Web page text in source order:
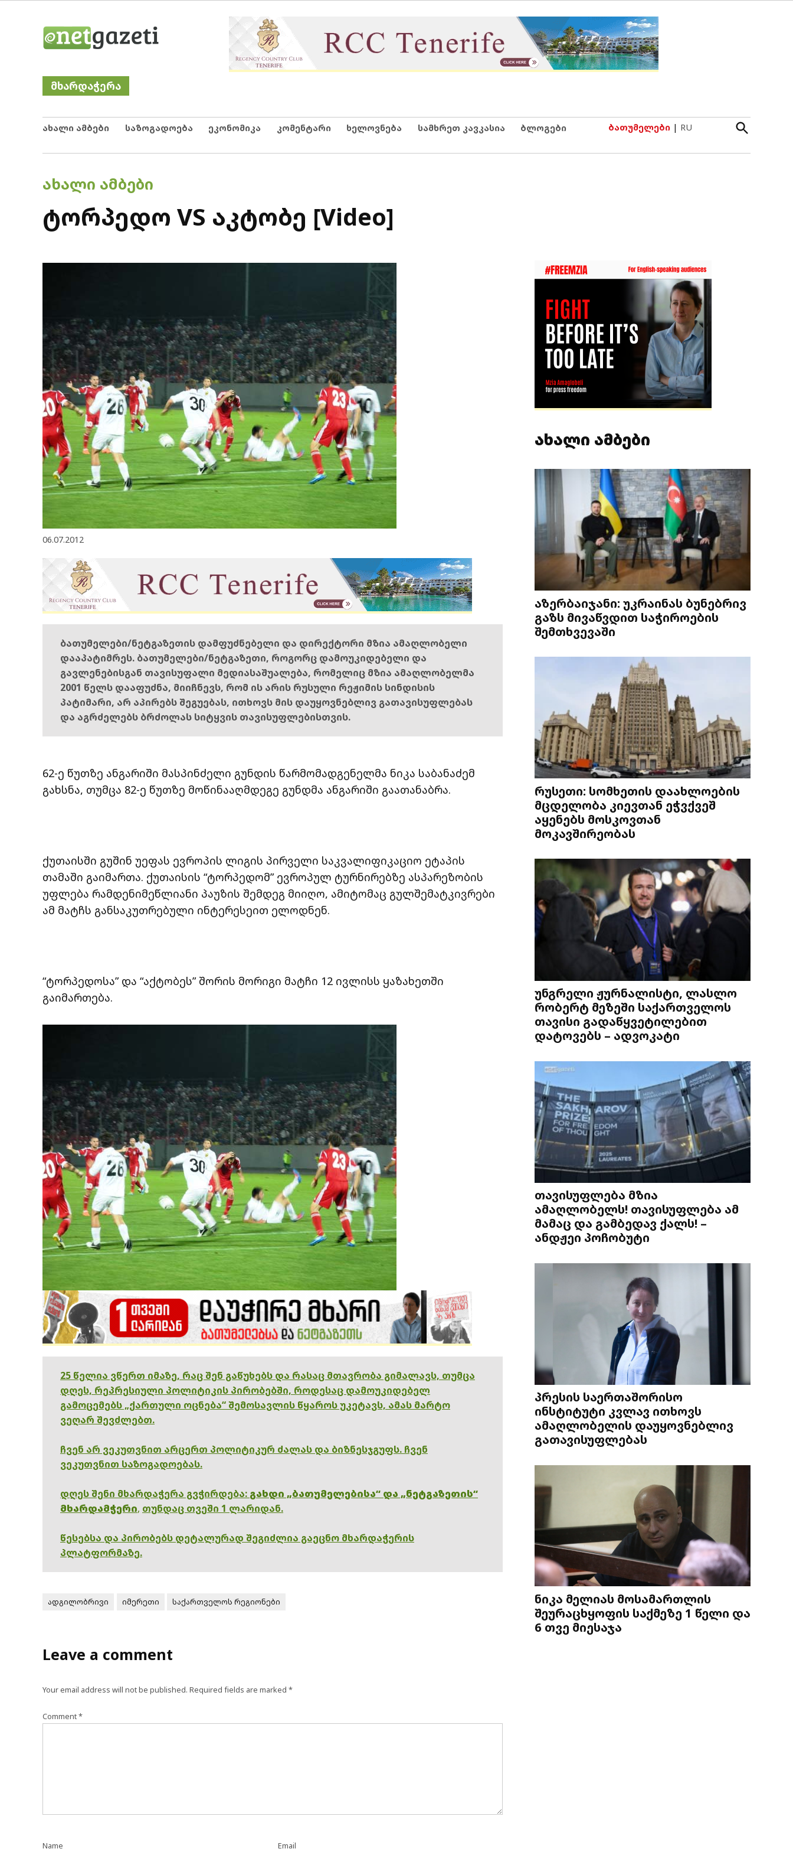
Netgazeti
მხარდაჭერა
ახალი ამბები საზოგადოება ეკონომიკა კომენტარი ხელოვნება სამხრეთ კავკასია ბლოგები ბათუმელები | RU
Open
Search
POSTED
ᲐᲮᲐᲚᲘ ᲐᲛᲑᲔᲑᲘ
ტორპედო VS აკტობე [Video]
06.07.2012
ბათუმელები/ნეტგაზეთის დამფუძნებელი და დირექტორი მზია ამაღლობელი
დააპატიმრეს. ბათუმელები/ნეტგაზეთი, როგორც დამოუკიდებელი და
გავლენებისგან თავისუფალი მედიასაშუალება, რომელიც მზია ამაღლობელმა
2001 წელს დააფუძნა, მიიჩნევს, რომ ის არის რუსული რეჟიმის სინდისის
პატიმარი, არ აპირებს შეგუებას, ითხოვს მის დაუყოვნებლივ გათავისუფლებას
და აგრძელებს ბრძოლას სიტყვის თავისუფლებისთვის.
62-ე წუთზე ანგარიში მასპინძელი გუნდის წარმომადგენელმა ნიკა საბანაძემ
გახსნა, თუმცა 82-ე წუთზე მოწინააღმდეგე გუნდმა ანგარიში გაათანაბრა.
ქუთაისში გუშინ უეფას ევროპის ლიგის პირველი საკვალიფიკაციო ეტაპის
თამაში გაიმართა. ქუთაისის “ტორპედომ” ევროპულ ტურნირებზე ასპარეზობის
უფლება რამდენიმეწლიანი პაუზის შემდეგ მიიღო, ამიტომაც გულშემატკივრები
ამ მატჩს განსაკუთრებული ინტერესეით ელოდნენ.
“ტორპედოსა” და “აქტობეს” შორის მორიგი მატჩი 12 ივლისს ყაზახეთში
გაიმართება.
25 წელია ვწერთ იმაზე, რაც შენ გაწუხებს და რასაც მთავრობა გიმალავს, თუმცა
დღეს, რეპრესიული პოლიტიკის პირობებში, როდესაც დამოუკიდებელ
გამოცემებს „ქართული ოცნება“ შემოსავლის წყაროს უკეტავს, ამას მარტო
ვეღარ შევძლებთ.
ჩვენ არ ვეკუთვნით არცერთ პოლიტიკურ ძალას და ბიზნესჯგუფს. ჩვენ
ვეკუთვნით საზოგადოებას.
დღეს შენი მხარდაჭერა გვჭირდება: გახდი „ბათუმელებისა“ და „ნეტგაზეთის“
მხარდამჭერი, თუნდაც თვეში 1 ლარიდან.
წესებსა და პირობებს დეტალურად შეგიძლია გაეცნო მხარდაჭერის
პლატფორმაზე.
ადგილობრივი იმერეთი საქართველოს რეგიონები
Leave a comment
Your email address will not be published. Required fields are marked *
Comment*
Name Email
ახალი ამბები
აზერბაიჯანი: უკრაინას ბუნებრივ
გაზს მივაწვდით საჭიროების
შემთხვევაში
რუსეთი: სომხეთის დაახლოების
მცდელობა კიევთან ეჭვქვეშ
აყენებს მოსკოვთან
მოკავშირეობას
უნგრელი ჟურნალისტი, ლასლო
რობერტ მეზეში საქართველოს
თავისი გადაწყვეტილებით
დატოვებს – ადვოკატი
თავისუფლება მზია
ამაღლობელს! თავისუფლება ამ
მამაც და გამბედავ ქალს! –
ანდჟეი პოჩობუტი
პრესის საერთაშორისო
ინსტიტუტი კვლავ ითხოვს
ამაღლობელის დაუყოვნებლივ
გათავისუფლებას
ნიკა მელიას მოსამართლის
შეურაცხყოფის საქმეზე 1 წელი და
6 თვე მიესაჯა